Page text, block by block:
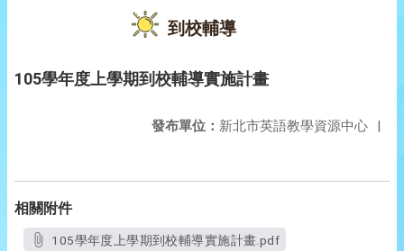
到校輔導
105學年度上學期到校輔導實施計畫
發布單位： 新北市英語教學資源中心 |
相關附件
105學年度上學期到校輔導實施計畫.pdf